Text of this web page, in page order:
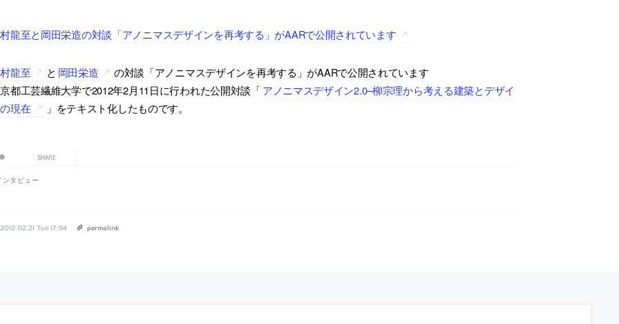
龍至と岡田栄造の対談「アノニマスデザインを再考する」がAARで公開されています
龍至 と 岡田栄造
の対談「アノニマスデザインを再考する」がAARで公開されています
都工芸繊維大学で2012年2月11日に行われた公開対談「アノニマスデザイン2.0–柳宗理から考える建築とデザイ
現在
」をテキスト化したものです。
SHARE
ンタビュー
2012.02.21 Tue 17:54 permalink